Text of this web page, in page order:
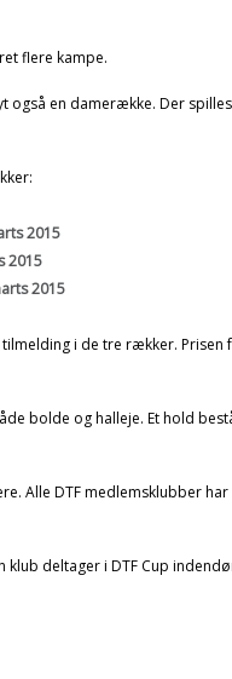
flere kampe.
også en damerække. Der
2015
2015
2015
i de tre rækker. Prisen
bolde og halleje. Et hold
Alle DTF medlemsklubber
klub deltager i DTF Cup